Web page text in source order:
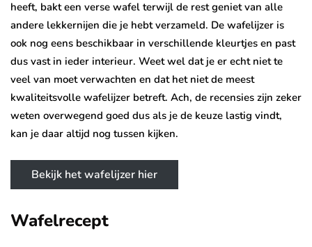
heeft, bakt een verse wafel terwijl de rest geniet van alle
andere lekkernijen die je hebt verzameld. De wafelijzer is
ook nog eens beschikbaar in verschillende kleurtjes en past
dus vast in ieder interieur. Weet wel dat je er echt niet te
veel van moet verwachten en dat het niet de meest
kwaliteitsvolle wafelijzer betreft. Ach, de recensies zijn zeker
weten overwegend goed dus als je de keuze lastig vindt,
kan je daar altijd nog tussen kijken.
Bekijk het wafelijzer hier
Wafelrecept